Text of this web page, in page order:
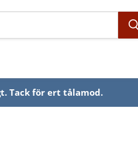
Tack för ert tålamod.